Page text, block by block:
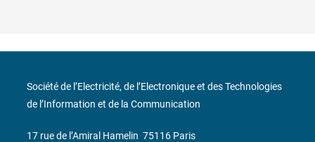
Société de l’Electricité, de l’Electronique et des Technologies
de l’Information et de la Communication
17 rue de l’Amiral Hamelin 75116 Paris